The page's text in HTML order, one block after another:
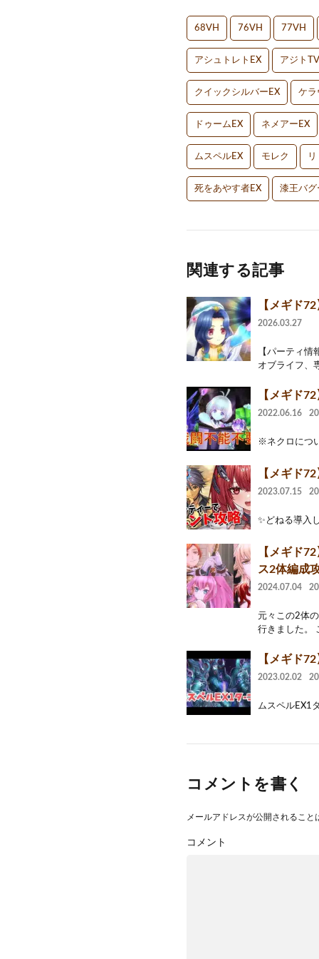
68VH 76VH 77VH
アシュトレトEX アジトTV
クイックシルバーEX ケラ
ドゥームEX ネメアーEX
ムスペルEX モレク
死をあやす者EX 漆王バグ
関連する記事
【メギド
2026.03.27
【パーティ
オブライフ、
【メギド
2022.06.16
※ネクロにつ
【メギド
2023.07.15
✨どねる導入
【メギド
ス2体編成
2024.07.04
元々この2体
行きました。
【メギド
2023.02.02
ムスペルEX1
コメントを書く
メールアドレスが公開されること
コメント